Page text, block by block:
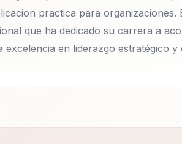
practica para organizaciones.
que ha dedicado su carrera a
en liderazgo estratégico y
que ha dedicado su
el talento y la cultura